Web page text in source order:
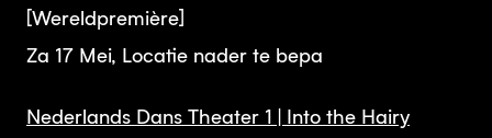
[Wereldpremière]
Za 17 Mei, Locatie nader te bepa
Nederlands Dans Theater 1 | Into the Hairy